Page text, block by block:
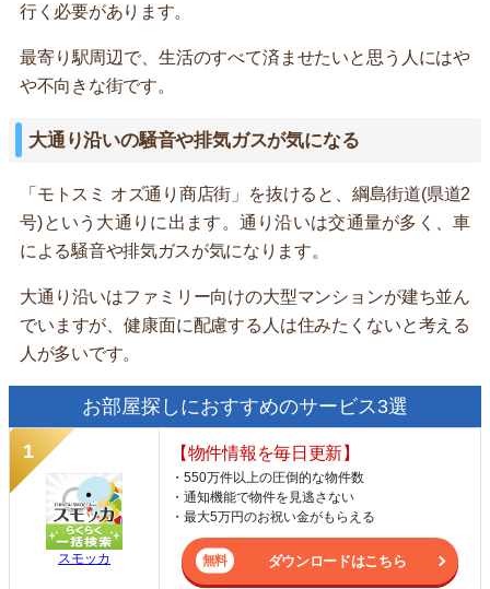
行く必要があります。
最寄り駅周辺で、生活のすべて済ませたいと思う人にはや
や不向きな街です。
大通り沿いの騒音や排気ガスが気になる
「モトスミ オズ通り商店街」を抜けると、綱島街道(県道2
号)という大通りに出ます。通り沿いは交通量が多く、車
による騒音や排気ガスが気になります。
大通り沿いはファミリー向けの大型マンションが建ち並ん
でいますが、健康面に配慮する人は住みたくないと考える
人が多いです。
お部屋探しにおすすめのサービス3選
スモッカ
【物件情報を毎日更新】
・550万件以上の圧倒的な物件数
・通知機能で物件を見逃さない
・最大5万円のお祝い金がもらえる
ダウンロードはこちら